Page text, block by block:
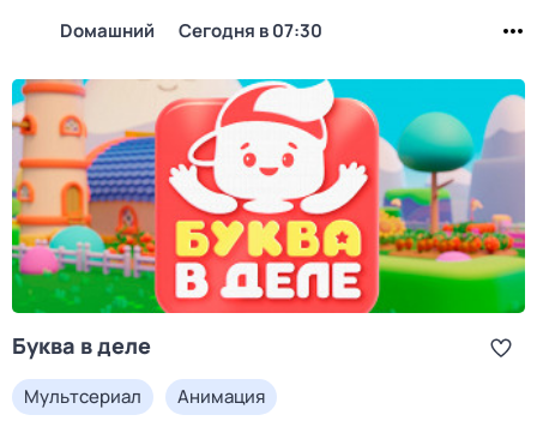
Dомашний Сегодня в 07:30
Буква в деле
Мультсериал Анимация